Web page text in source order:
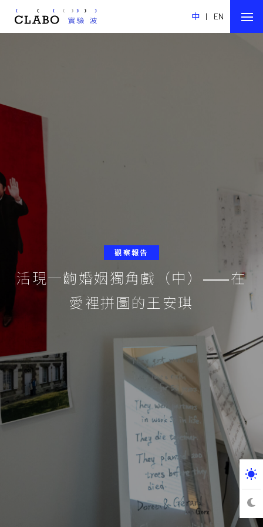
中 | EN
觀察報告
活現一齣婚姻獨角戲（中）⸺在
愛裡拼圖的王安琪